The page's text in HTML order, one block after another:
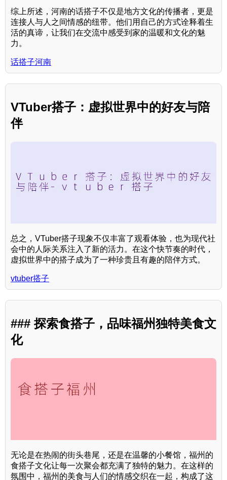
综上所述，河南的话搭子不仅是地方文化的传播者，更是
连接人与人之间情感的纽带。他们用自己的方式诠释着生
活的真谛，让我们在交流中感受到家的温暖和文化的魅
力。
话搭子河南
VTuber搭子：虚拟世界中的好友与陪
伴
总之，VTuber搭子现象不仅丰富了观看体验，也为现代社
会中的人际关系注入了新的活力。在这个快节奏的时代，
虚拟世界中的搭子成为了一种珍贵且有趣的陪伴方式。
vtuber搭子
### 探索食搭子，品味福州独特美食文
化
无论是在热闹的街头巷尾，还是在温馨的小餐馆，福州的
食搭子文化让每一次聚会都充满了独特的魅力。在这样的
氛围中，福州的美食与人们的情感交织在一起，构成了这